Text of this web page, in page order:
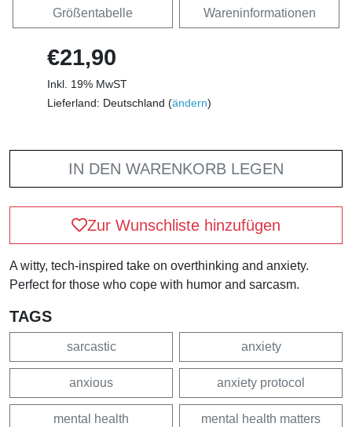
Größentabelle Wareninformationen
€21,90
Inkl. 19% MwST
Lieferland: Deutschland (ändern)
IN DEN WARENKORB LEGEN
Zur Wunschliste hinzufügen
A witty, tech-inspired take on overthinking and anxiety.
Perfect for those who cope with humor and sarcasm.
TAGS
sarcastic anxiety
anxious anxiety protocol
mental health mental health matters